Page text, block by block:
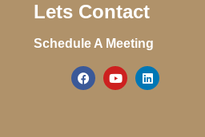
Lets Contact
Schedule A Meeting